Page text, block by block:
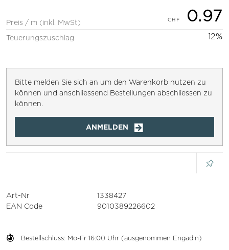
Preis / m (inkl. MwSt) 0.97
Teuerungszuschlag 12%
Bitte melden Sie sich an um den Warenkorb nutzen zu
können und anschliessend Bestellungen abschliessen zu
können.
ANMELDEN
Bestellschluss: Mo-Fr 16:00 Uhr (ausgenommen Engadin)
Art-Nr
1338427
EAN Code
9010389226602